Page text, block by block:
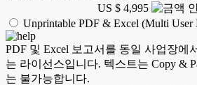
US $ 4,995
Unprintable PDF & Excel (Multi User
PDF 및 Excel 보고서를 동일 사업장에
는 라이선스입니다. 텍스트는 Copy &
는 불가능합니다.